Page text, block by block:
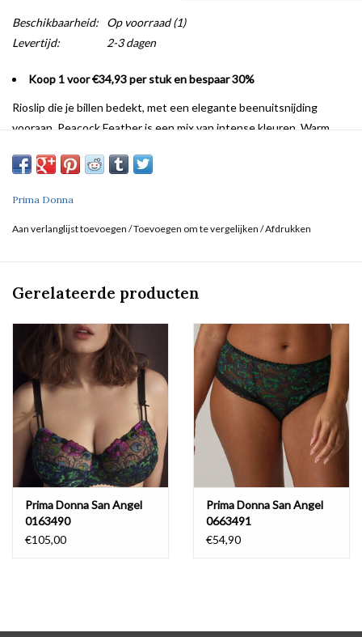
Beschikbaarheid: Op voorraad(1)
Levertijd:
2-3 dagen
Koop 1 voor €34,93 per stuk en bespaar 30%
Rioslip die je billen bedekt, met een elegante beenuitsnijding
vooraan. Peacock Feather is een mix van intense kleuren. Warm
de zwarte basis.
Prima Donna
Aan verlanglijst toevoegen /Toevoegen om te vergelijken /Afdrukken
Gerelateerde producten
Prima Donna San Angel
0163490
€105,00
Prima Donna San Angel
0663491
€54,90